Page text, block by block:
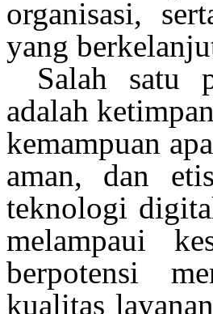
organisasi,
yang
Salah satu
adalah
kemampuan
aman, dan etis
teknologi
melampaui
berpotensi
kualitaslayanan